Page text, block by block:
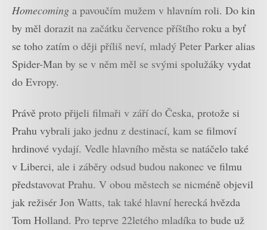
Homecoming a pavoučím mužem v hlavním roli. Do kin
by měl dorazit na začátku července příštího roku a byť
se toho zatím o ději příliš neví, mladý Peter Parker alias
Spider-Man by se v něm měl se svými spolužáky vydat
do Evropy.
Právě proto přijeli filmaři v září do Česka, protože si
Prahu vybrali jako jednu z destinací, kam se filmoví
hrdinové vydají. Vedle hlavního města se natáčelo také
v Liberci, ale i záběry odsud budou nakonec ve filmu
představovat Prahu. V obou městech se nicméně objevil
jak režisér Jon Watts, tak také hlavní herecká hvězda
Tom Holland. Pro teprve 22letého mladíka to bude už